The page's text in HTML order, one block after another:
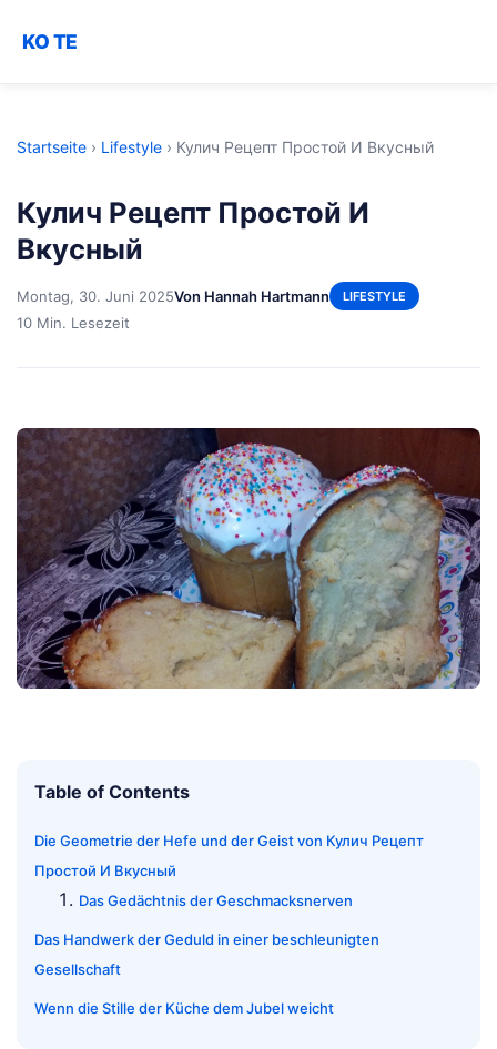
KO TE
Startseite › Lifestyle › Кулич Рецепт Простой И Вкусный
Кулич Рецепт Простой И
Вкусный
Montag, 30. Juni 2025Von Hannah Hartmann LIFESTYLE
10 Min. Lesezeit
Table of Contents
Die Geometrie der Hefe und der Geist von Кулич Рецепт
Простой И Вкусный
Das Gedächtnis der Geschmacksnerven
Das Handwerk der Geduld in einer beschleunigten
Gesellschaft
Wenn die Stille der Küche dem Jubel weicht